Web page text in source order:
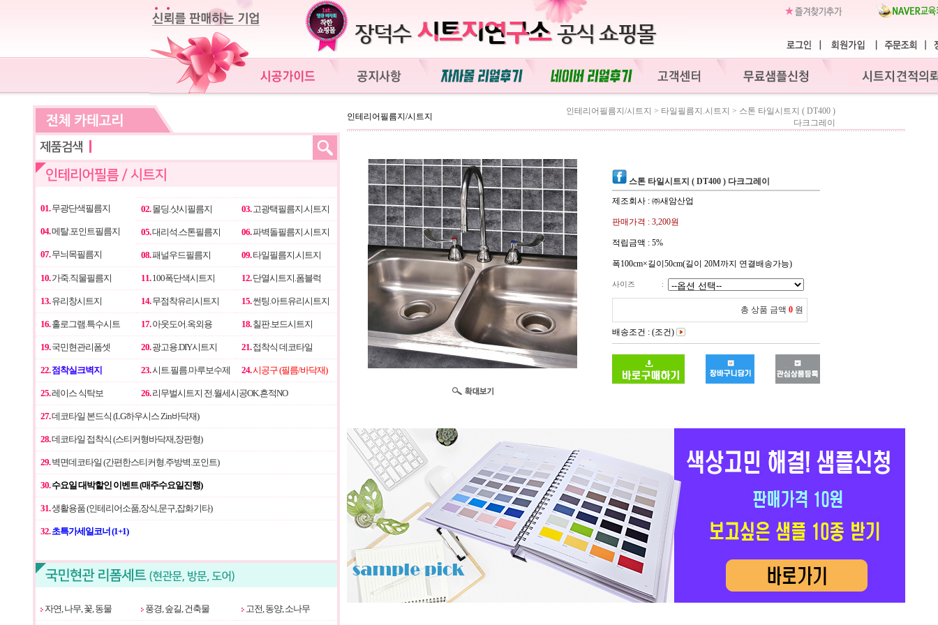
01.무광단색필름지 02.몰딩.샷시필름지 03.고광택필름지.시트지
04.메탈.포인트필름지 05.대리석.스톤필름지 06.파벽돌필름지.시트지
07.무늬목필름지 08.패널우드필름지 09.타일필름지.시트지
10.가죽.직물필름지 11.100폭단색시트지 12.단열시트지.폼블럭
13.유리창시트지 14.무점착유리시트지 15.썬팅.아트유리시트지
16.홀로그램.특수시트 17.아웃도어.옥외용 18.칠판.보드시트지
19.국민현관리폼셋 20.광고용.DIY시트지 21.접착식 데코타일
22. 점착실크벽지 23.시트.필름.마루보수제 24.시공구 (필름/바닥재)
25.레이스 식탁보 26.리무벌시트지 전.월세시공OK.흔적NO
27.데코타일 본드식 (LG하우시스 Zin바닥재)
28.데코타일 접착식 (스티커형바닥재,장판형)
29.벽면데코타일 (간편한스티커형.주방벽.포인트)
30.수요일 대박할인 이벤트 (매주수요일진행)
31.생활용품 (인테리어소품,장식,문구,잡화기타)
32.초특가세일코너 (1+1)
자연, 나무, 꽃, 동물 풍경, 숲길, 건축물 고전, 동양, 소나무
인테리어필름지/시트지
인테리어필름지/시트지 > 타일필름지.시트지 > 스톤 타일시트지 ( DT400 )
다크그레이
스톤 타일시트지 ( DT400 ) 다크그레이
제조회사 : ㈜새암산업
판매가격 : 3,200원
적립금액 : 5%
폭100cm×길이50cm(길이 20M까지 연결배송가능)
사이즈 :
총 상품 금액 0 원
배송조건 : (조건)